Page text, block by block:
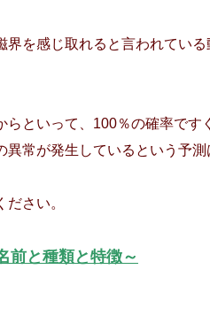
界を感じ取れると言われている
といって、100％の確率です
常が発生しているという予測
さい。
前と種類と特徴～